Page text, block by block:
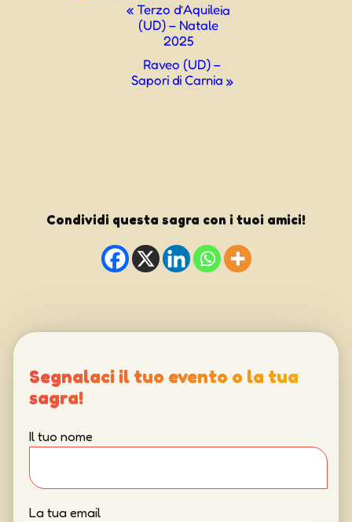
«Terzo d’Aquileia
(UD) – Natale
2025
Raveo (UD) –
Sapori di Carnia »
Condividi questa sagra con i tuoi amici!
Segnalaci il tuo evento o la tua
sagra!
Il tuo nome
La tua email